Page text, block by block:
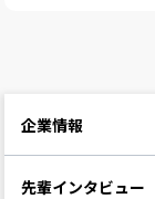
企業情報
先輩インタビュー